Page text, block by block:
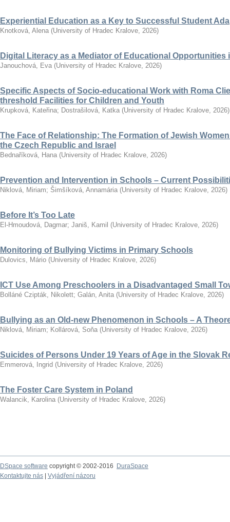
Experiential Education as a Key to Successful Student
Knotková, Alena (University of Hradec Kralove, 2026)
Digital Literacy as a Mediator of Educational Opportunities
Janouchová, Eva (University of Hradec Kralove, 2026)
Specific Aspects of Socio-educational Work with Roma
threshold Facilities for Children and Youth
Krupková, Kateřina; Dostrašilová, Katka (University of Hradec Kralove, 2026)
The Face of Relationship: The Formation of Jewish
the Czech Republic and Israel
Bednaříková, Hana (University of Hradec Kralove, 2026)
Prevention and Intervention in Schools – Current
Niklová, Miriam; Šimšíková, Annamária (University of Hradec Kralove, 2026)
Before It’s Too Late
El-Hmoudová, Dagmar; Janiš, Kamil (University of Hradec Kralove, 2026)
Monitoring of Bullying Victims in Primary Schools
Dulovics, Mário (University of Hradec Kralove, 2026)
ICT Use Among Preschoolers in a Disadvantaged Small
Bolláné Czipták, Nikolett; Galán, Anita (University of Hradec Kralove, 2026)
Bullying as an Old-new Phenomenon in Schools – A
Niklová, Miriam; Kollárová, Soňa (University of Hradec Kralove, 2026)
Suicides of Persons Under 19 Years of Age in the Slovak
Emmerová, Ingrid (University of Hradec Kralove, 2026)
The Foster Care System in Poland
Walancik, Karolina (University of Hradec Kralove, 2026)
DSpace software copyright © 2002-2016
DuraSpace
Kontaktujte nás
Vyjádření názoru